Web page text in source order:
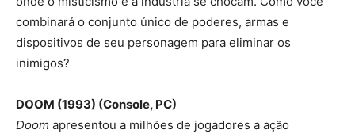
combinará o conjunto único de poderes, armas e
dispositivos de seu personagem para eliminar os
inimigos?
DOOM (1993) (Console, PC)
Doom apresentou a milhões de jogadores a ação